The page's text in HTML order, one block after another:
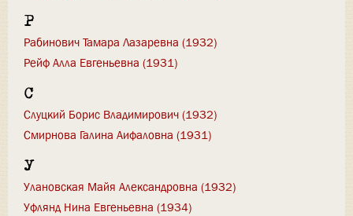
Р
Рабинович Тамара Лазаревна (1932)
Рейф Алла Евгеньевна (1931)
С
Слуцкий Борис Владимирович (1932)
Смирнова Галина Аифаловна (1931)
У
Улановская Майя Александровна (1932)
Уфлянд Нина Евгеньевна (1934)